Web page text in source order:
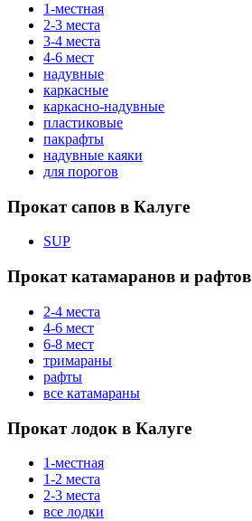
1-местная
2-3 места
3-4 места
4-6 мест
надувные
каркасные
каркасно-надувные
пластиковые
пакрафты
надувные каяки
для порогов
Прокат сапов в Калуге
SUP
Прокат катамаранов и рафтов
2-4 места
4-6 мест
6-8 мест
тримараны
рафты
все катамараны
Прокат лодок в Калуге
1-местная
1-2 места
2-3 места
все лодки